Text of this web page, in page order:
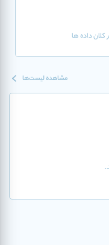
کلان داده ها
مشاهده لیست‌ها